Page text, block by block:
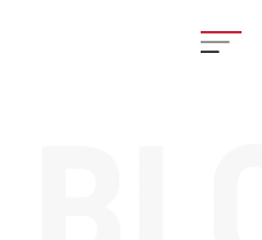
座談